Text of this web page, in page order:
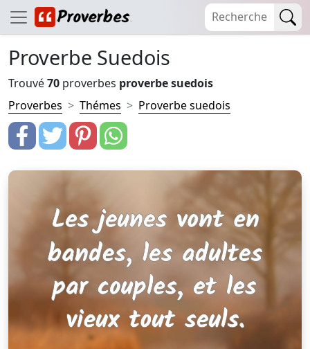
Proverbe Suedois
Trouvé70 proverbes proverbe suedois
Proverbes
Thémes Proverbe suedois